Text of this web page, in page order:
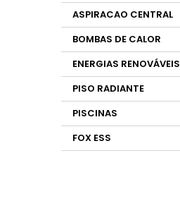
ASPIRACAO CENTRAL
BOMBAS DE CALOR
ENERGIAS RENOVÁVEIS
PISO RADIANTE
PISCINAS
FOX ESS